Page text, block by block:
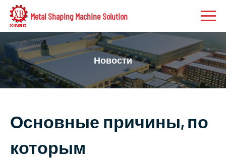
Metal Shaping Machine Solution
Новости
Основные причины, по
которым